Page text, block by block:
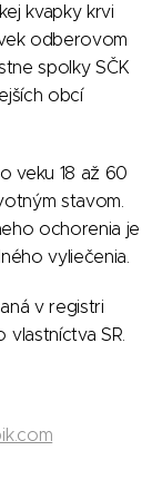
kvapky krvi
odberovom
spolky SČK
obcí
veku 18 až 60
stavom.
ochorenia je
vyliečenia.
v registri
vlastníctva SR.